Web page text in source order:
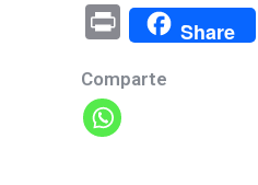
Pr
in
t
Share
Comparte